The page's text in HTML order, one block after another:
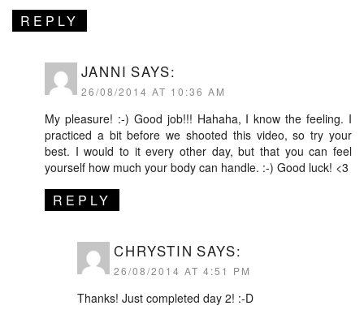
REPLY
JANNI SAYS:
26/08/2014 AT 10:36 AM
My pleasure! :-) Good job!!! Hahaha, I know the feeling. I
practiced a bit before we shooted this video, so try your
best. I would to it every other day, but that you can feel
yourself how much your body can handle. :-) Good luck! <3
REPLY
CHRYSTIN SAYS:
26/08/2014 AT 4:51 PM
Thanks! Just completed day 2! :-D